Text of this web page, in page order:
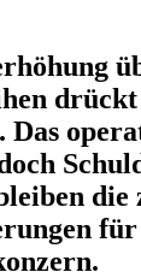
Das
die
für